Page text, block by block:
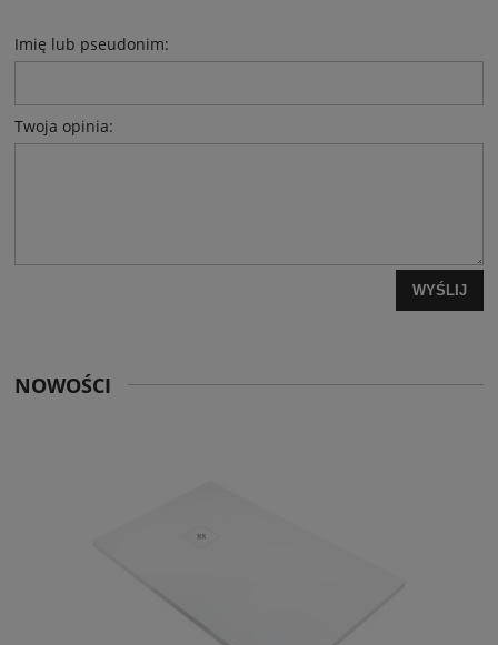
Imię lub pseudonim:
Twoja opinia:
WYŚLIJ
NOWOŚCI